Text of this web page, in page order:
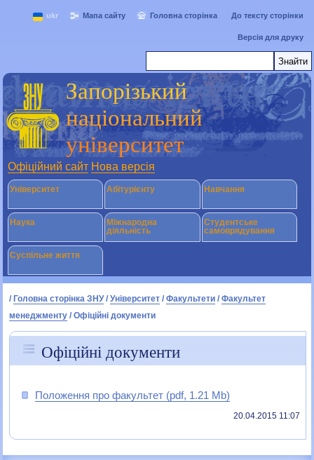
ukr Мапа сайту Головна сторінка До тексту сторінки
Версія для друку
Запорізький
національний
університет
Офіційний сайт Нова версія
Університет Абітурієнту Навчання
Наука
Міжнародна
діяльність
Студентське
самоврядування
Суспільне життя
/ Головна сторінка ЗНУ/ Університет / Факультети / Факультет
менеджменту / Офіційні документи
Офіційні документи
Положення про факультет (pdf, 1.21 Mb)
20.04.2015 11:07